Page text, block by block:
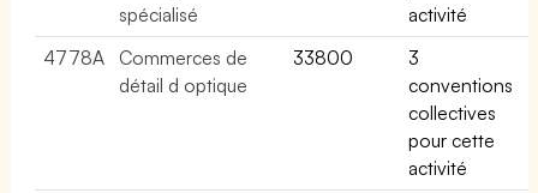
spécialisé
activité
4778A
Commerces de
détail d optique
33800
3
conventions
collectives
pour cette
activité